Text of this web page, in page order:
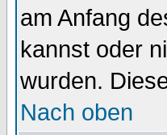
am Anfang
kannst oder
wurden.
Nach oben